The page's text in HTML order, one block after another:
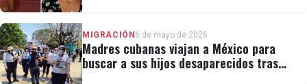
MIGRACIÓN6 de mayo de 2026
Madres cubanas viajan a México para
buscar a sus hijos desaparecidos tras